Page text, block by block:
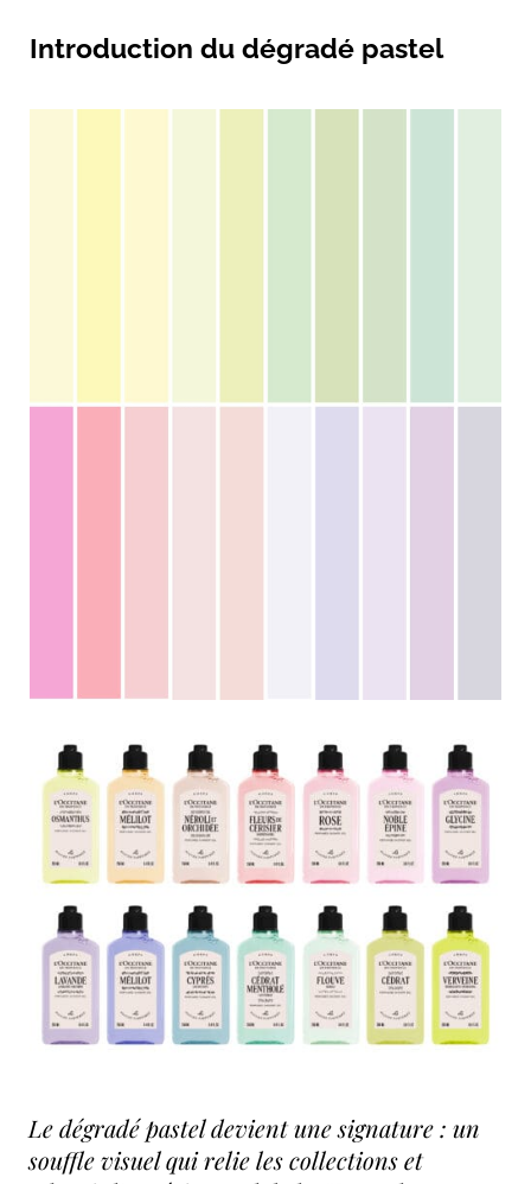
Introduction du dégradé pastel
Le dégradé pastel devient une signature : un
souffle visuel qui relie les collections et